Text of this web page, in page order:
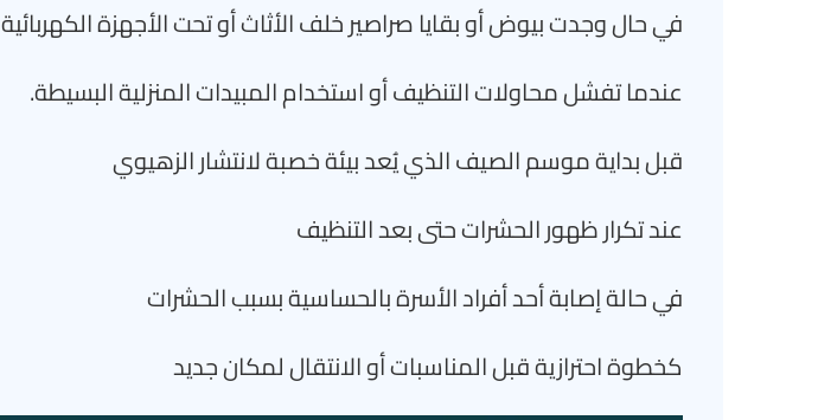
في حال وجدت بيوض أو بقايا صراصير خلف الأثاث أو تحت الأجهزة الكهربائية
عندما تفشل محاولات التنظيف أو استخدام المبيدات المنزلية البسيطة.
قبل بداية موسم الصيف الذي يُعد بيئة خصبة لانتشار الزهيوي
عند تكرار ظهور الحشرات حتى بعد التنظيف
في حالة إصابة أحد أفراد الأسرة بالحساسية بسبب الحشرات
كخطوة احترازية قبل المناسبات أو الانتقال لمكان جديد